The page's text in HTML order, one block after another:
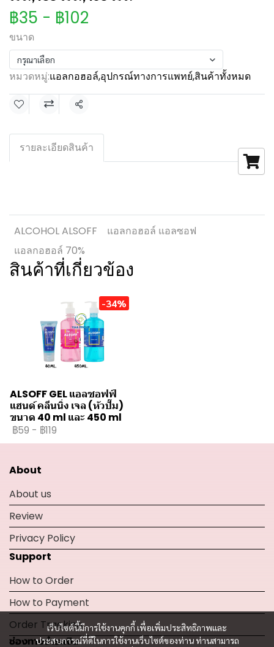
฿35 - ฿102
ขนาด
กรุณาเลือก
หมวดหมู่:แอลกอฮอล์,อุปกรณ์ทางการแพทย์,สินค้าทั้งหมด
แชร์
รายละเอียดสินค้า
ALCOHOL ALSOFF
แอลกอฮอล์ แอลซอฟ
แอลกอฮอล์ 70%
สินค้าที่เกี่ยวข้อง
-34%
ALSOFF GEL แอลซอฟฟ์
แฮนด์ คลีนนิ่ง เจล (หัวปั๊ม)
ขนาด 40 ml และ 450 ml
฿59 - ฿119
เว็บไซต์นี้มีการใช้งานคุกกี้ เพื่อเพิ่มประสิทธิภาพและ
ประสบการณ์ที่ดีในการใช้งานเว็บไซต์ของท่าน ท่านสามารถ
About
About us
Review
Privacy Policy
Support
How to Order
How to Payment
Order Tracking
ช่องทางชำระเงิน